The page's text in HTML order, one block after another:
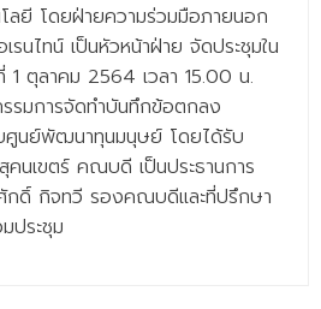
ลยี โดยฝ่ายความร่วมมือภายนอก
ไทน์ เป็นหัวหน้าฝ่าย จัดประชุมใน
1 ตุลาคม 2564 เวลา 15.00 น.
รมการจัดทำบันทึกข้อตกลง
ศูนย์พัฒนาทุนมนุษย์ โดยได้รับ
นเขตร์ คณบดี เป็นประธานการ
กดิ์ กิจทวี รองคณบดีและที่ปรึกษา
ประชุม